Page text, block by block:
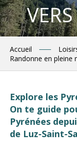
Accueil
Randonne en pleine
Explore les
On te guide
Pyrénées
de Luz-Saint-